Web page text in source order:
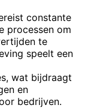
constante
processen om
te
speelt een
wat bijdraagt
en
bedrijven.